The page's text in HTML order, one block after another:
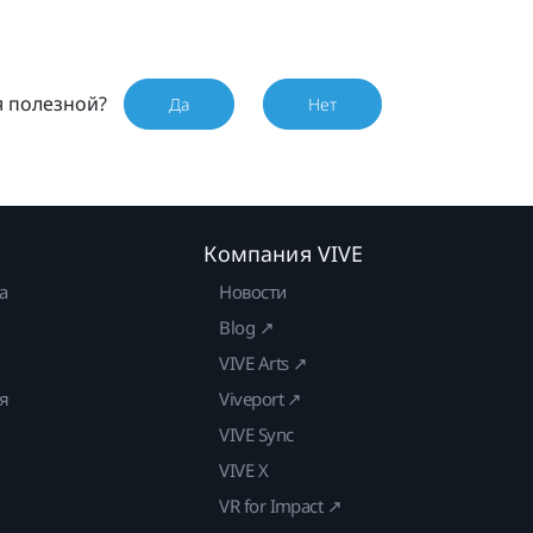
Да Нет
Компания VIVE
Новости
Blog ↗
VIVE Arts ↗
Viveport ↗
VIVE Sync
VIVE X
VR for Impact ↗